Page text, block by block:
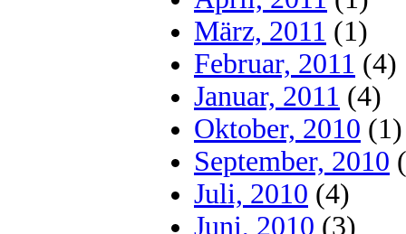
März, 2011 (1)
Februar, 2011 (4)
Januar, 2011 (4)
Oktober, 2010 (1)
September, 2010
Juli, 2010 (4)
Juni, 2010 (3)